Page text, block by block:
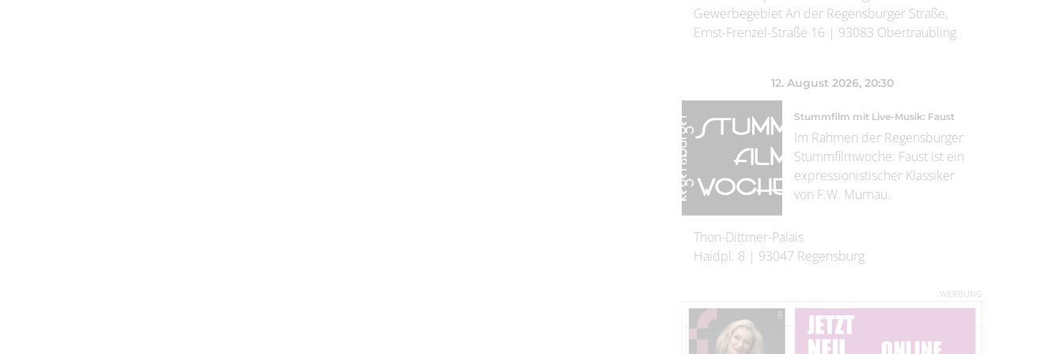
Gewerbegebiet An der Regensburger Straße,
Ernst-Frenzel-Straße 16 | 93083 Obertraubling
12. August 2026, 20:30
Stummfilm mit Live-Musik: Faust
Im Rahmen der Regensburger
Stummfilmwoche: Faust ist ein
expressionistischer Klassiker
von F.W. Murnau.
Thon-Dittmer-Palais
Haidpl. 8 | 93047 Regensburg
WERBUNG